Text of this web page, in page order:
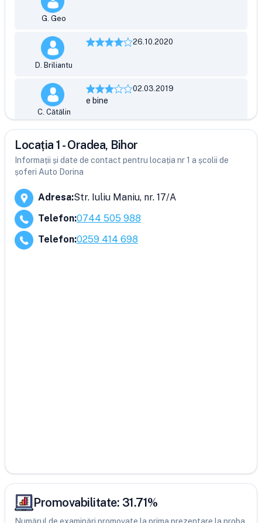
G. Geo
D. Briliantu
26.10.2020
C. Cătălin
02.03.2019
e bine
Locația 1 - Oradea, Bihor
Informații și date de contact pentru locația nr 1 a școlii de
șoferi Auto Dorina
Adresa:Str. Iuliu Maniu, nr. 17/A
Telefon:0744 505 988
Telefon:0259 414 698
Promovabilitate: 31.71%